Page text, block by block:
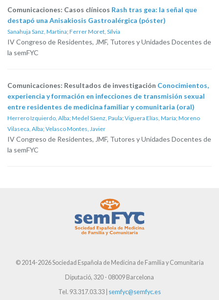
Comunicaciones: Casos clínicos Rash tras gea: la señal que
destapó una Anisakiosis Gastroalérgica (póster)
Sanahuja Sanz, Martina; Ferrer Moret, Sílvia
IV Congreso de Residentes, JMF, Tutores y Unidades Docentes de
la semFYC
Comunicaciones: Resultados de investigación Conocimientos,
experiencia y formación en infecciones de transmisión sexual
entre residentes de medicina familiar y comunitaria (oral)
Herrero Izquierdo, Alba; Medel Sáenz, Paula; Viguera Elías, María; Moreno
Vilaseca, Alba; Velasco Montes, Javier
IV Congreso de Residentes, JMF, Tutores y Unidades Docentes de
la semFYC
© 2014-2026 Sociedad Española de Medicina de Familia y Comunitaria
Diputació, 320 - 08009 Barcelona
Tel. 93.317.03.33 | semfyc@semfyc.es